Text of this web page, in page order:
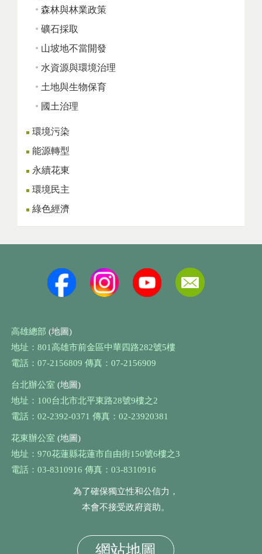
森林與林業政策
礦石採取
山坡地不當開發
水資源與環境治理
土地與生物保育
國土治理
環境污染
能源轉型
永續花東
環境民主
綠色經濟
高雄總部 (地圖)
地址：801高雄市前金區中華四路282號5樓
電話：07-2156809 傳真：07-2156909
台北辦公室 (地圖)
地址：100台北市北平東路28號9樓之2
電話：02-2392-0371 傳真：02-23920381
花東辦公室 (地圖)
地址：970花蓮縣花蓮市自由街150號6樓之3
電話：03-8310916 傳真：03-8310916
為了確保獨立性和公信力，
本會不接受政府資助。
網站地圖